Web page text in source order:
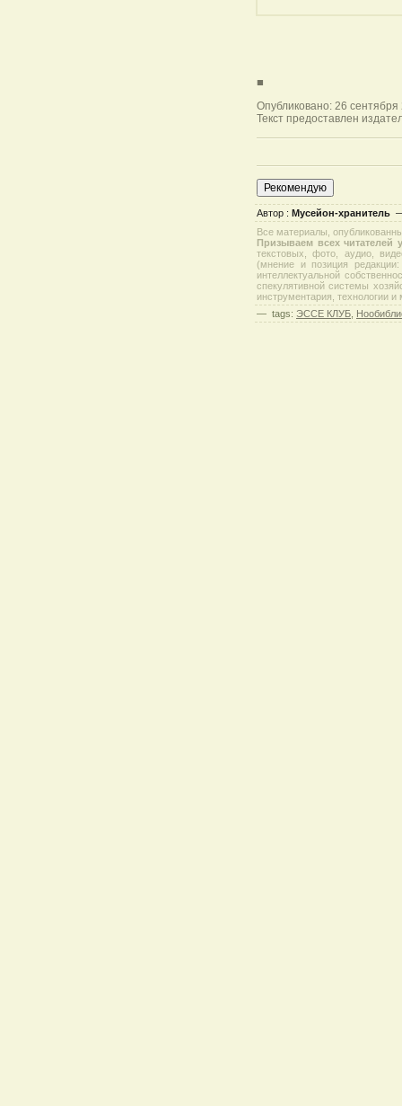
■
Опубликовано: 26 сентября
Текст предоставлен
Автор : Мусейон-хранитель
Все материалы,
Призываем всех читателей
текстовых, фото, аудио,
(мнение и позиция
интеллектуальной
спекулятивной системы
инструментария, технологии
— tags: ЭССЕ КЛУБ